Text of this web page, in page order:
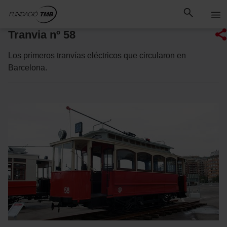
Saltar al contenido principal
al
Tranvia nº 58
Los primeros tranvías eléctricos que circularon en
Barcelona.